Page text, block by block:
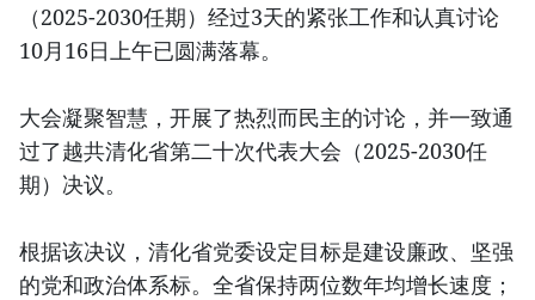
（2025-2030任期）经过3天的紧张工作和认真讨论
10月16日上午已圆满落幕。
大会凝聚智慧，开展了热烈而民主的讨论，并一致通
过了越共清化省第二十次代表大会（2025-2030任
期）决议。
根据该决议，清化省党委设定目标是建设廉政、坚强
的党和政治体系标。全省保持两位数年均增长速度；